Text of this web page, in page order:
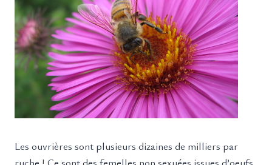
Les ouvrières sont plusieurs dizaines de milliers par